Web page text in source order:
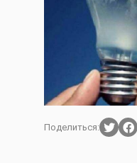
Поделиться: